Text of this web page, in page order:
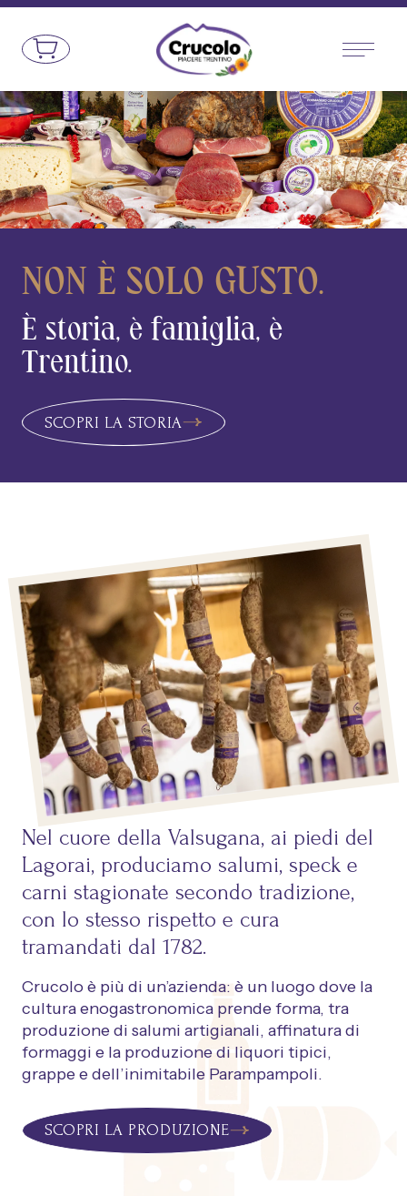
Crucolo - Prodotti Tipici Trentini
Vai al contenuto
NON È SOLO GUSTO.
È storia, è famiglia, è
Trentino.
SCOPRI LA STORIA
Nel cuore della Valsugana, ai piedi del
Lagorai, produciamo salumi, speck e
carni stagionate secondo tradizione,
con lo stesso rispetto e cura
tramandati dal 1782.
Crucolo è più di un’azienda: è un luogo dove la
cultura enogastronomica prende forma, tra
produzione di salumi artigianali, affinatura di
formaggi e la produzione di liquori tipici,
grappe e dell’inimitabile Parampampoli.
SCOPRI LA PRODUZIONE